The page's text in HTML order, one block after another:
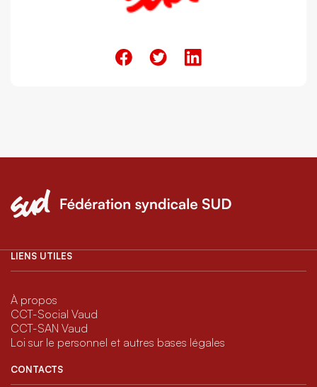
LIENS UTILES
À propos
CCT-Social Vaud
CCT-SAN Vaud
Loi sur le personnel et autres bases légales
CONTACTS